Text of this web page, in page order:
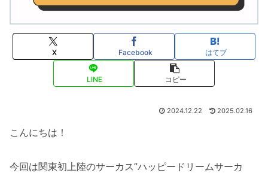
X Facebook はてブ
LINE コピー
2024.12.22 2025.02.16
こんにちは！
今回は関東初上陸のサーカス”ハッピードリームサーカ